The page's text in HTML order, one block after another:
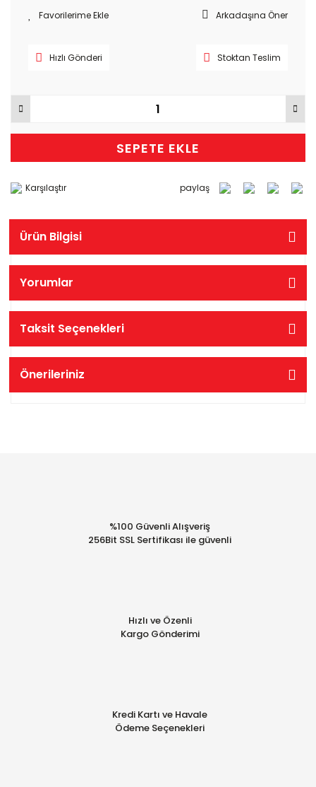
Arkadaşına Öner
Hızlı Gönderi Stoktan Teslim
SEPETE EKLE
Karşılaştır paylaş
Ürün Bilgisi
Yorumlar
Taksit Seçenekleri
Önerileriniz
%100 Güvenli Alışveriş
256Bit SSL Sertifikası ile güvenli
Hızlı ve Özenli
Kargo Gönderimi
Kredi Kartı ve Havale
Ödeme Seçenekleri